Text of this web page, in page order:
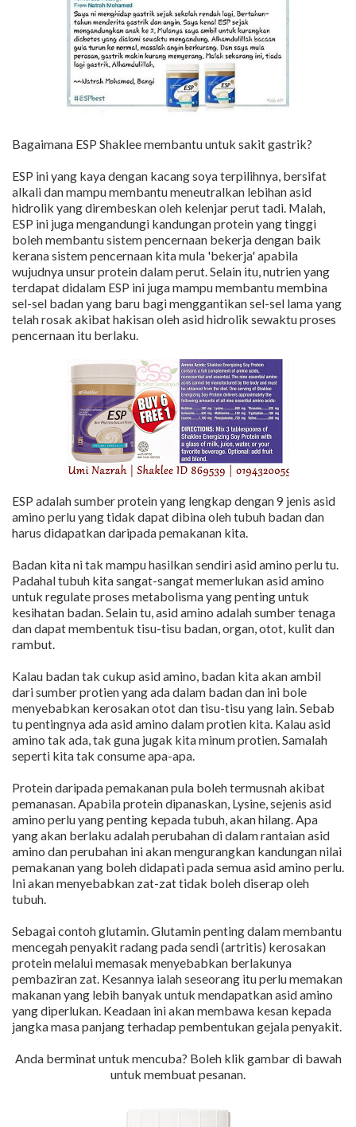
Bagaimana ESP Shaklee membantu untuk sakit gastrik?
ESP ini yang kaya dengan kacang soya terpilihnya, bersifat
alkali dan mampu membantu meneutralkan lebihan asid
hidrolik yang dirembeskan oleh kelenjar perut tadi. Malah,
ESP ini juga mengandungi kandungan protein yang tinggi
boleh membantu sistem pencernaan bekerja dengan baik
kerana sistem pencernaan kita mula 'bekerja' apabila
wujudnya unsur protein dalam perut. Selain itu, nutrien yang
terdapat didalam ESP ini juga mampu membantu membina
sel-sel badan yang baru bagi menggantikan sel-sel lama yang
telah rosak akibat hakisan oleh asid hidrolik sewaktu proses
pencernaan itu berlaku.
ESP adalah sumber protein yang lengkap dengan 9 jenis asid
amino perlu yang tidak dapat dibina oleh tubuh badan dan
harus didapatkan daripada pemakanan kita.
Badan kita ni tak mampu hasilkan sendiri asid amino perlu tu.
Padahal tubuh kita sangat-sangat memerlukan asid amino
untuk regulate proses metabolisma yang penting untuk
kesihatan badan. Selain tu, asid amino adalah sumber tenaga
dan dapat membentuk tisu-tisu badan, organ, otot, kulit dan
rambut.
Kalau badan tak cukup asid amino, badan kita akan ambil
dari sumber protien yang ada dalam badan dan ini bole
menyebabkan kerosakan otot dan tisu-tisu yang lain. Sebab
tu pentingnya ada asid amino dalam protien kita. Kalau asid
amino tak ada, tak guna jugak kita minum protien. Samalah
seperti kita tak consume apa-apa.
Protein daripada pemakanan pula boleh termusnah akibat
pemanasan. Apabila protein dipanaskan, Lysine, sejenis asid
amino perlu yang penting kepada tubuh, akan hilang. Apa
yang akan berlaku adalah perubahan di dalam rantaian asid
amino dan perubahan ini akan mengurangkan kandungan nilai
pemakanan yang boleh didapati pada semua asid amino perlu.
Ini akan menyebabkan zat-zat tidak boleh diserap oleh
tubuh.
Sebagai contoh glutamin. Glutamin penting dalam membantu
mencegah penyakit radang pada sendi (artritis) kerosakan
protein melalui memasak menyebabkan berlakunya
pembaziran zat. Kesannya ialah seseorang itu perlu memakan
makanan yang lebih banyak untuk mendapatkan asid amino
yang diperlukan. Keadaan ini akan membawa kesan kepada
jangka masa panjang terhadap pembentukan gejala penyakit.
Anda berminat untuk mencuba? Boleh klik gambar di bawah
untuk membuat pesanan.